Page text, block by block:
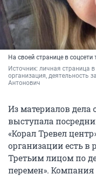
На своей странице в соцсети
Источник: личная страница
организация, деятельность
Антонович
Из материалов дела
выступала
«Корал Тревел
организации есть в
Третьим лицом по
перемен». Компания